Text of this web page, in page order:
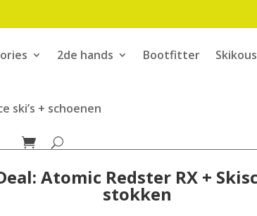
2de hands Bootfitter
ski’s + schoenen
Atomic Redster RX +
stokken